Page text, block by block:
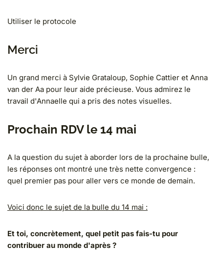
Utiliser le protocole
Merci
Un grand merci à Sylvie Grataloup, Sophie Cattier et Anna
van der Aa pour leur aide précieuse. Vous admirez le
travail d'Annaelle qui a pris des notes visuelles.
Prochain RDV le 14 mai
A la question du sujet à aborder lors de la prochaine bulle,
les réponses ont montré une très nette convergence :
quel premier pas pour aller vers ce monde de demain.
Voici donc le sujet de la bulle du 14 mai :
Et toi, concrètement, quel petit pas fais-tu pour
contribuer au monde d'après ?